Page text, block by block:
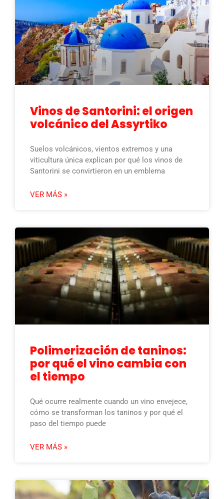
Vinos de Santorini: el origen
volcánico del Assyrtiko
Suelos volcánicos, vientos extremos y una
viticultura única explican por qué los vinos de
Santorini se convirtieron en un emblema
VER MÁS »
Polimerización de taninos:
por qué el vino cambia con
el tiempo
Qué ocurre realmente cuando un vino envejece,
cómo se transforman los taninos y por qué el
paso del tiempo puede
VER MÁS »